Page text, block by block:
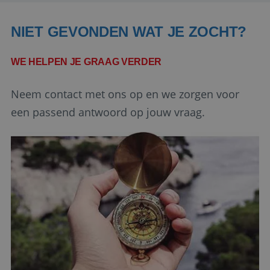
NIET GEVONDEN WAT JE ZOCHT?
WE HELPEN JE GRAAG VERDER
Neem contact met ons op en we zorgen voor
een passend antwoord op jouw vraag.
www.reiswerk.nl
LinkedIn
5 maanden 4
Google Privacy Policy